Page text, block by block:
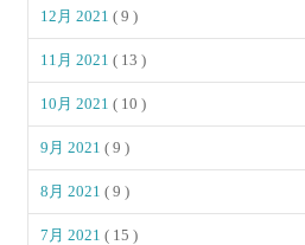
12月 2021( 9 )
11月 2021( 13 )
10月 2021( 10 )
9月 2021( 9 )
8月 2021( 9 )
7月 2021( 15 )